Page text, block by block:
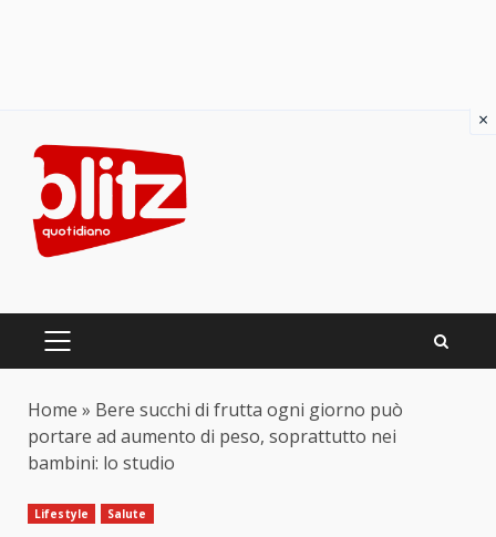
content
PRIMARY
Home » Bere succhi di frutta ogni giorno può
portare ad aumento di peso, soprattutto nei
bambini: lo studio
Lifestyle Salute
×